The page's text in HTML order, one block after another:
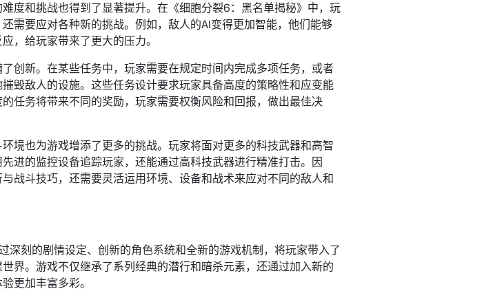
度和挑战也得到了显著提升。在《细胞分裂6：黑名单揭秘》中，玩
需要应对各种新的挑战。例如，敌人的AI变得更加智能，他们能够
，给玩家带来了更大的压力。
创新。在某些任务中，玩家需要在规定时间内完成多项任务，或者
毁敌人的设施。这些任务设计要求玩家具备高度的策略性和应变能
任务将带来不同的奖励，玩家需要权衡风险和回报，做出最佳决
境也为游戏增添了更多的挑战。玩家将面对更多的科技武器和高智
进的监控设备追踪玩家，还能通过高科技武器进行精准打击。因
战斗技巧，还需要灵活运用环境、设备和战术来应对不同的敌人和
深刻的剧情设定、创新的角色系统和全新的游戏机制，将玩家带入了
界。游戏不仅继承了系列经典的潜行和暗杀元素，还通过加入新的
更加丰富多彩。